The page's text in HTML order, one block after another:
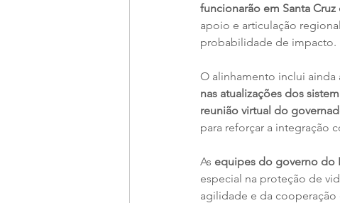
funcionarão em Santa
apoio e articulação
probabilidade de impacto.
O alinhamento inclui ainda
nas atualizações dos
reunião virtual do
para reforçar a integração
As equipes do governo do
especial na proteção de
agilidade e da